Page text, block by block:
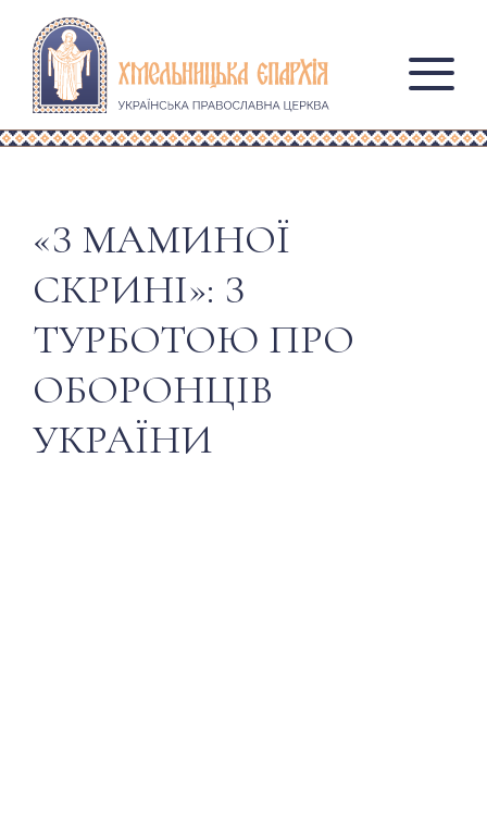
«З МАМИНОЇ
СКРИНІ»: З
ТУРБОТОЮ ПРО
ОБОРОНЦІВ
УКРАЇНИ